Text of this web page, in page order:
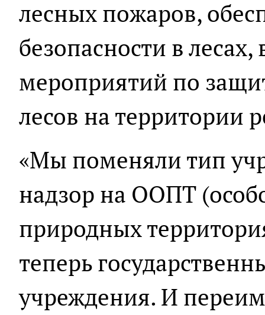
лесных пожаров,
безопасности в
мероприятий по
лесов на территории
«Мы поменяли тип
надзор на ООПТ
природных
теперь
учреждения. И